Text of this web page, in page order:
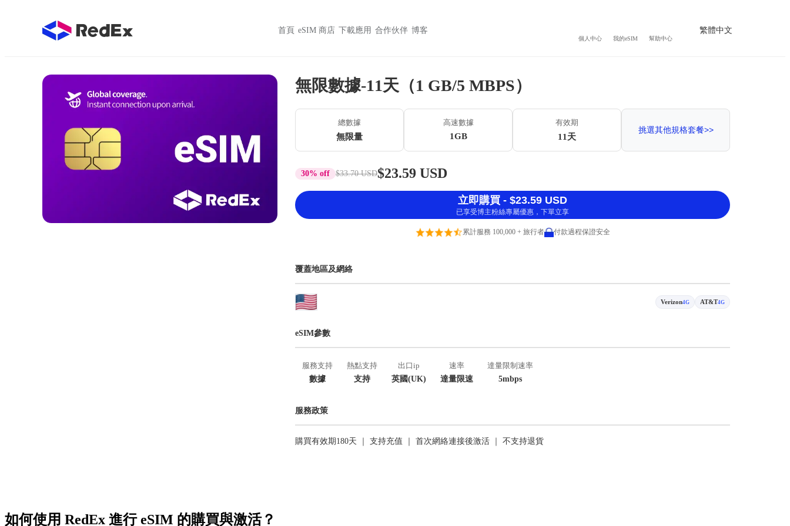
首頁 eSIM 商店 下載應用 合作伙伴 博客
個人中心 我的eSIM 幫助中心
繁體中文
無限數據-11天（1 GB/5 MBPS）
總數據
無限量
高速數據
1GB
有效期
11天
挑選其他規格套餐>>
30% off $33.70 USD$23.59 USD
立即購買 - $23.59 USD
已享受博主粉絲專屬優惠，下單立享
累計服務 100,000 + 旅行者 付款過程保證安全
覆蓋地區及網絡
Verizon4G AT&T4G
eSIM參數
服務支持
數據
熱點支持
支持
出口ip
英國(UK)
速率
達量限速
達量限制速率
5mbps
服務政策
購買有效期180天 ｜ 支持充值 ｜ 首次網絡連接後激活 ｜ 不支持退貨
如何使用 RedEx 進行 eSIM 的購買與激活？